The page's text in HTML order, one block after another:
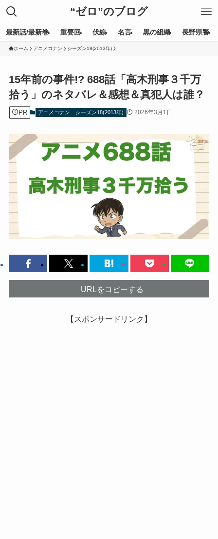
“ゼロ”のブログ
最新話/最新巻 重要回 伏線 名言 黒の組織 長野県警
ホーム アニメコナン シーズン18(2013年)
15年前の事件!? 688話「高木刑事３千万
拾う」のネタバレ＆感想＆真犯人は誰？
PR アニメコナン シーズン18(2013年) 2026年3月1日
URLをコピーする
【スポンサードリンク】